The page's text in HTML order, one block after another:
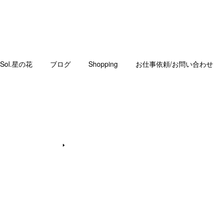
星の花 ブログ Shopping お仕事依頼/お問い合わせ